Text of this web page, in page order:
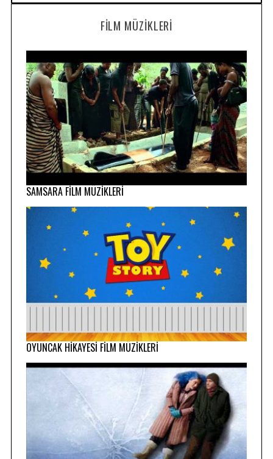
FILM MÜZIKLERI
SAMSARA FİLM MÜZİKLERİ
OYUNCAK HİKAYESİ FİLM MÜZİKLERİ